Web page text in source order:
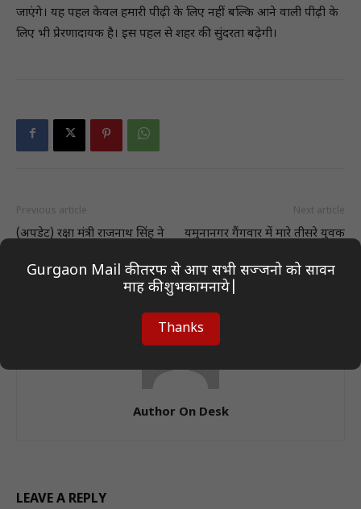
जाएंगे। यह पहल केवल हमारी पीढ़ी के लिए नहीं बल्कि आने वाली पीढ़ी के
लिए भी प्रेरणादायक है। इस पहल से शहर की सुंदरता बढ़ेगी।
Previous article
(अपडेट) रक्षा मंत्री राजनाथ सिंह ने
Next article
यमुनानगर गैंगवार में मारे तीसरे युवक
Author On Desk
LEAVE A REPLY
Gurgaon Mail की तरफ से आप सभी सज्जनो को सावन
माह की शुभकामनाये|
Thanks